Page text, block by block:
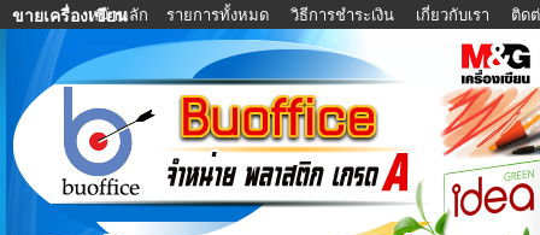
ขายเครื่องเขียน
หน้าหลัก รายการทั้งหมด วิธีการชำระเงิน เกี่ยวกับเรา ติด